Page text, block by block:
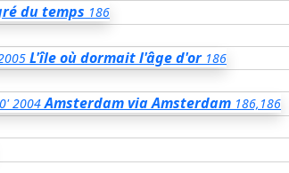
du temps 186
L'île où dormait l'âge d'or 186
2004 Amsterdam via Amsterdam 186,186